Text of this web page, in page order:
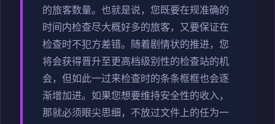
的旅客数量。也就是说，您既要在规准确的
时间内检查尽大概好多的旅客，又要保证在
检查时不犯方差错。随着剧情状的推进，您
将会获得晋升至更高档级别性的检查站的机
会，但如此一过来检查时的条条框框也会逐
渐增加进。如果您想要维持安全性的收入，
那就必须眼尖思细，不放过文件上的任为一